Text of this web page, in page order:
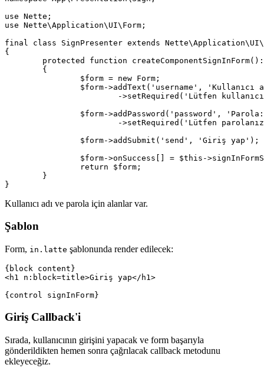
use Nette;
use Nette\Application\UI\Form;
final class SignPresenter extends
{
Kullanıcı adı ve parola için alanlar var.
Şablon
Form, in.latte şablonunda render edilecek:
{block content}
<h1 n:block=title>Giriş yap</h1>
Giriş Callback'i
Sırada, kullanıcının girişini yapacak ve form başarıyla
gönderildikten hemen sonra çağrılacak callback metodunu
ekleyeceğiz.